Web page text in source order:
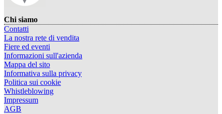
Chi siamo
Contatti
La nostra rete di vendita
Fiere ed eventi
Informazioni sull'azienda
Mappa del sito
Informativa sulla privacy
Politica sui cookie
Whistleblowing
Impressum
AGB